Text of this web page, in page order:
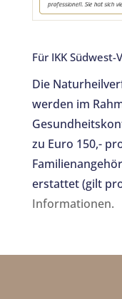
Für IKK Südwest-
Die
werden im
zu Euro 150,-
erstattet (gilt
Informationen.